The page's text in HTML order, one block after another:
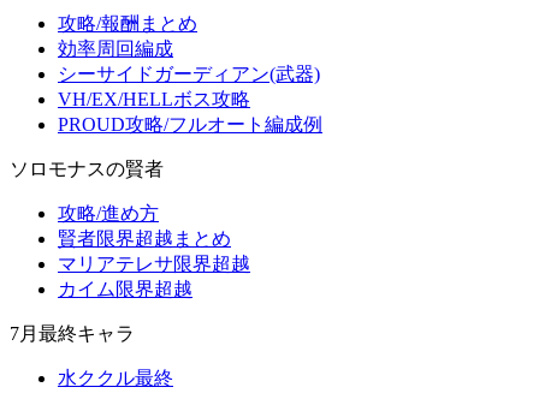
攻略/報酬まとめ
効率周回編成
シーサイドガーディアン(武器)
VH/EX/HELLボス攻略
PROUD攻略/フルオート編成例
ソロモナスの賢者
攻略/進め方
賢者限界超越まとめ
マリアテレサ限界超越
カイム限界超越
7月最終キャラ
水ククル最終